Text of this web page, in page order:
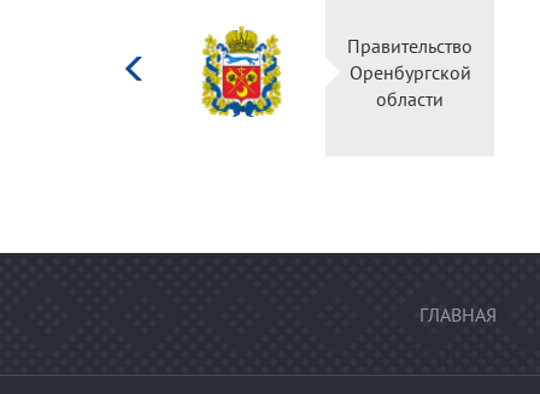
Правительство
Оренбургской
области
ГЛАВНАЯ